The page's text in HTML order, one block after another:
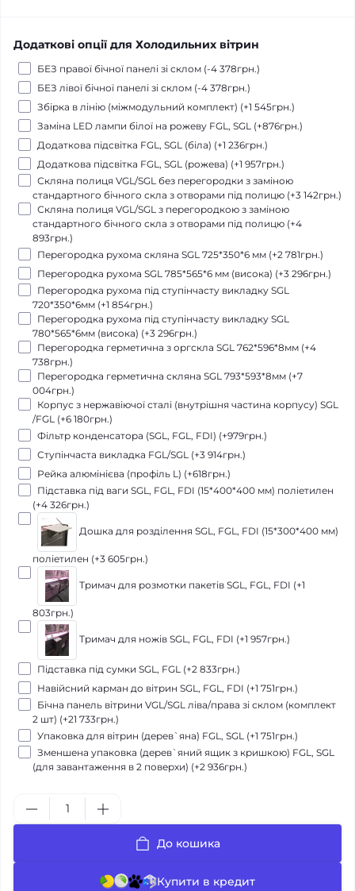
Додаткові опції для Холодильних вітрин
БЕЗ правої бічної панелі зі склом (-4 378грн.)
БЕЗ лівої бічної панелі зі склом (-4 378грн.)
Збірка в лінію (міжмодульний комплект) (+1 545грн.)
Заміна LED лампи білої на рожеву FGL, SGL (+876грн.)
Додаткова підсвітка FGL, SGL (біла) (+1 236грн.)
Додаткова підсвітка FGL, SGL (рожева) (+1 957грн.)
Скляна полиця VGL/SGL без перегородки з заміною
стандартного бічного скла з отворами під полицю (+3 142грн.)
Скляна полиця VGL/SGL з перегородкою з заміною
стандартного бічного скла з отворами під полицю (+4
893грн.)
Перегородка рухома скляна SGL 725*350*6 мм (+2 781грн.)
Перегородка рухома SGL 785*565*6 мм (висока) (+3 296грн.)
Перегородка рухома під ступінчасту викладку SGL
720*350*6мм (+1 854грн.)
Перегородка рухома під ступінчасту викладку SGL
780*565*6мм (висока) (+3 296грн.)
Перегородка герметична з оргскла SGL 762*596*8мм (+4
738грн.)
Перегородка герметична скляна SGL 793*593*8мм (+7
004грн.)
Корпус з нержавіючої сталі (внутрішня частина корпусу) SGL
/FGL (+6 180грн.)
Фільтр конденсатора (SGL, FGL, FDI) (+979грн.)
Ступінчаста викладка FGL/SGL (+3 914грн.)
Рейка алюмінієва (профіль L) (+618грн.)
Підставка під ваги SGL, FGL, FDI (15*400*400 мм) поліетилен
(+4 326грн.)
Дошка для розділення SGL, FGL, FDI (15*300*400 мм)
поліетилен (+3 605грн.)
Тримач для розмотки пакетів SGL, FGL, FDI (+1
803грн.)
Тримач для ножів SGL, FGL, FDI (+1 957грн.)
Підставка під сумки SGL, FGL (+2 833грн.)
Навійсний карман до вітрин SGL, FGL, FDI (+1 751грн.)
Бічна панель вітрини VGL/SGL ліва/права зі склом (комплект
2 шт) (+21 733грн.)
Упаковка для вітрин (дерев`яна) FGL, SGL (+1 751грн.)
Зменшена упаковка (дерев`яний ящик з кришкою) FGL, SGL
(для завантаження в 2 поверхи) (+2 936грн.)
До кошика
Купити в кредит